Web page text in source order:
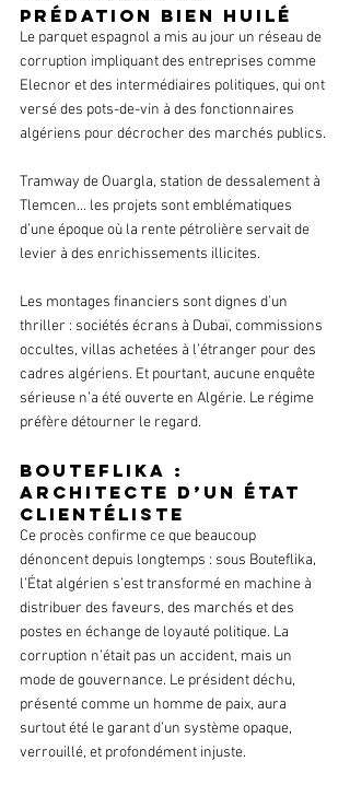
prédation bien huilé
Le parquet espagnol a mis au jour un réseau de
corruption impliquant des entreprises comme
Elecnor et des intermédiaires politiques, qui ont
versé des pots-de-vin à des fonctionnaires
algériens pour décrocher des marchés publics.
Tramway de Ouargla, station de dessalement à
Tlemcen… les projets sont emblématiques
d’une époque où la rente pétrolière servait de
levier à des enrichissements illicites.
Les montages financiers sont dignes d’un
thriller : sociétés écrans à Dubaï, commissions
occultes, villas achetées à l’étranger pour des
cadres algériens. Et pourtant, aucune enquête
sérieuse n’a été ouverte en Algérie. Le régime
préfère détourner le regard.
Bouteflika :
architecte d’un État
clientéliste
Ce procès confirme ce que beaucoup
dénoncent depuis longtemps : sous Bouteflika,
l’État algérien s’est transformé en machine à
distribuer des faveurs, des marchés et des
postes en échange de loyauté politique. La
corruption n’était pas un accident, mais un
mode de gouvernance. Le président déchu,
présenté comme un homme de paix, aura
surtout été le garant d’un système opaque,
verrouillé, et profondément injuste.